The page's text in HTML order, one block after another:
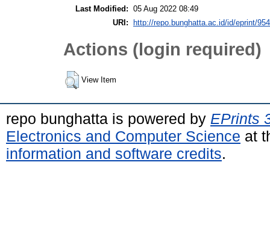
Last Modified: 05 Aug 2022 08:49
URI:
http://repo.bunghatta.ac.id/id/eprint/
Actions (login required)
View Item
repo bunghatta is powered by EPrints
Electronics and Computer Science at
information and software credits.